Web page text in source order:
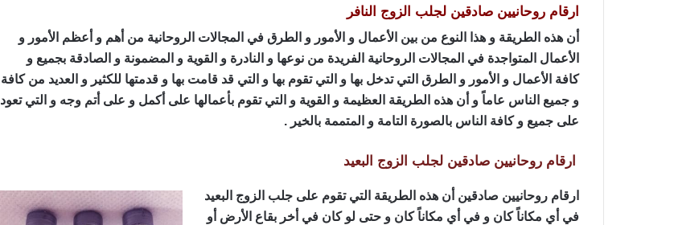
ارقام روحانيين صادقين لجلب الزوج النافر
أن هذه الطريقة و هذا النوع من بين الأعمال و الأمور و الطرق في المجالات الروحانية من أهم و أعظم الأمور و
الأعمال المتواجدة في المجالات الروحانية الفريدة من نوعها و النادرة و القوية و المضمونة و الصادقة بجميع و
كافة الأعمال و الأمور و الطرق التي تدخل بها و التي تقوم بها و التي قد قامت بها و قدمتها للكثير و العديد من كافة
و جميع الناس عاماً و أن هذه الطريقة العظيمة و القوية و التي تقوم بأعمالها على أكمل و على أتم وجه و التي تعود
على جميع و كافة الناس بالصورة التامة و المتممة بالخير .
ارقام روحانيين صادقين لجلب الزوج البعيد
ارقام روحانيين صادقين أن هذه الطريقة التي تقوم على جلب الزوج البعيد
في أي مكاناً كان و في أي مكاناً كان و حتى لو كان في أخر بقاع الأرض أو